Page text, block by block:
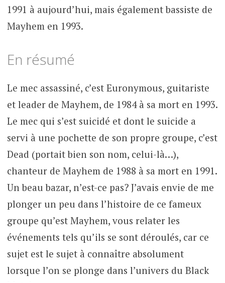
1991 à aujourd’hui, mais également bassiste de
Mayhem en 1993.
En résumé
Le mec assassiné, c’est Euronymous, guitariste
et leader de Mayhem, de 1984 à sa mort en 1993.
Le mec qui s’est suicidé et dont le suicide a
servi à une pochette de son propre groupe, c’est
Dead (portait bien son nom, celui-là…),
chanteur de Mayhem de 1988 à sa mort en 1991.
Un beau bazar, n’est-ce pas? J’avais envie de me
plonger un peu dans l’histoire de ce fameux
groupe qu’est Mayhem, vous relater les
événements tels qu’ils se sont déroulés, car ce
sujet est le sujet à connaître absolument
lorsque l’on se plonge dans l’univers du Black